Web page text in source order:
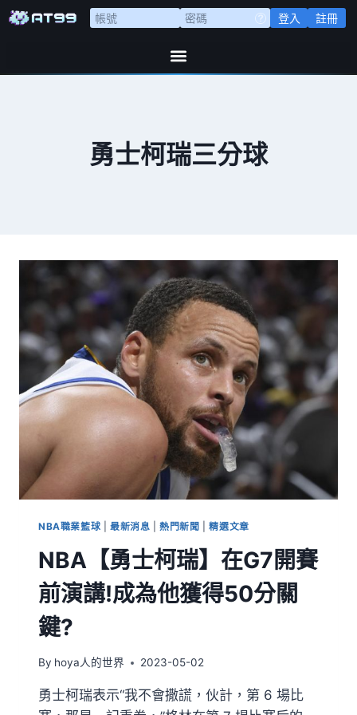
登入 註冊
勇士柯瑞三分球
NBA職業籃球 最新消息 |熱門新聞 |精選文章
NBA【勇士柯瑞】在G7開賽
前演講!成為他獲得50分關
鍵?
By hoya人的世界 2023-05-02
勇士柯瑞表示“我不會撒謊，伙計，第 6 場比